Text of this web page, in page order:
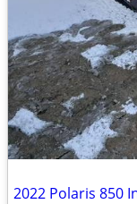
2022 Polaris 850